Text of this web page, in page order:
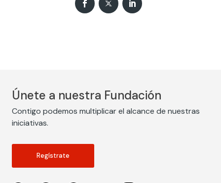
Únete a nuestra Fundación
Contigo podemos multiplicar el alcance de nuestras
iniciativas.
Regístrate